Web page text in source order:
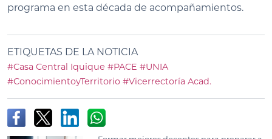
programa en esta década de acompañamientos.
ETIQUETAS DE LA NOTICIA
#Casa Central Iquique #PACE #UNIA
#ConocimientoyTerritorio #Vicerrectoría Acad.